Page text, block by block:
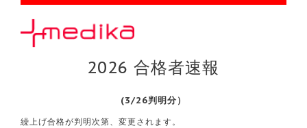
2026 合格者速報
(3/26判明分）
繰上げ合格が判明次第、変更されます。